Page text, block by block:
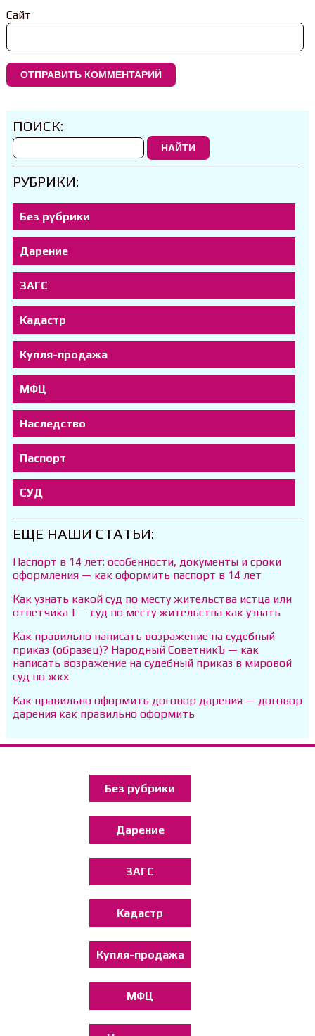
Сайт
ПОИСК:
НАЙТИ
РУБРИКИ:
Без рубрики
Дарение
ЗАГС
Кадастр
Купля-продажа
МФЦ
Наследство
Паспорт
СУД
ЕЩЕ НАШИ СТАТЬИ:
Паспорт в 14 лет: особенности, документы и сроки
оформления — как оформить паспорт в 14 лет
Как узнать какой суд по месту жительства истца или
ответчика | — суд по месту жительства как узнать
Как правильно написать возражение на судебный
приказ (образец)? Народный СоветникЪ — как
написать возражение на судебный приказ в мировой
суд по жкх
Как правильно оформить договор дарения — договор
дарения как правильно оформить
Без рубрики
Дарение
ЗАГС
Кадастр
Купля-продажа
МФЦ